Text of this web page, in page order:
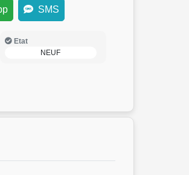
SMS
Etat
NEUF